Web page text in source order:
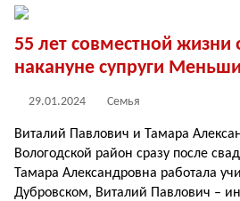
55 лет совместной жизни
накануне супруги
29.01.2024 Семья
Виталий Павлович и Тамара
Вологодской район сразу после
Тамара Александровна работала
Дубровском, Виталий Павлович –